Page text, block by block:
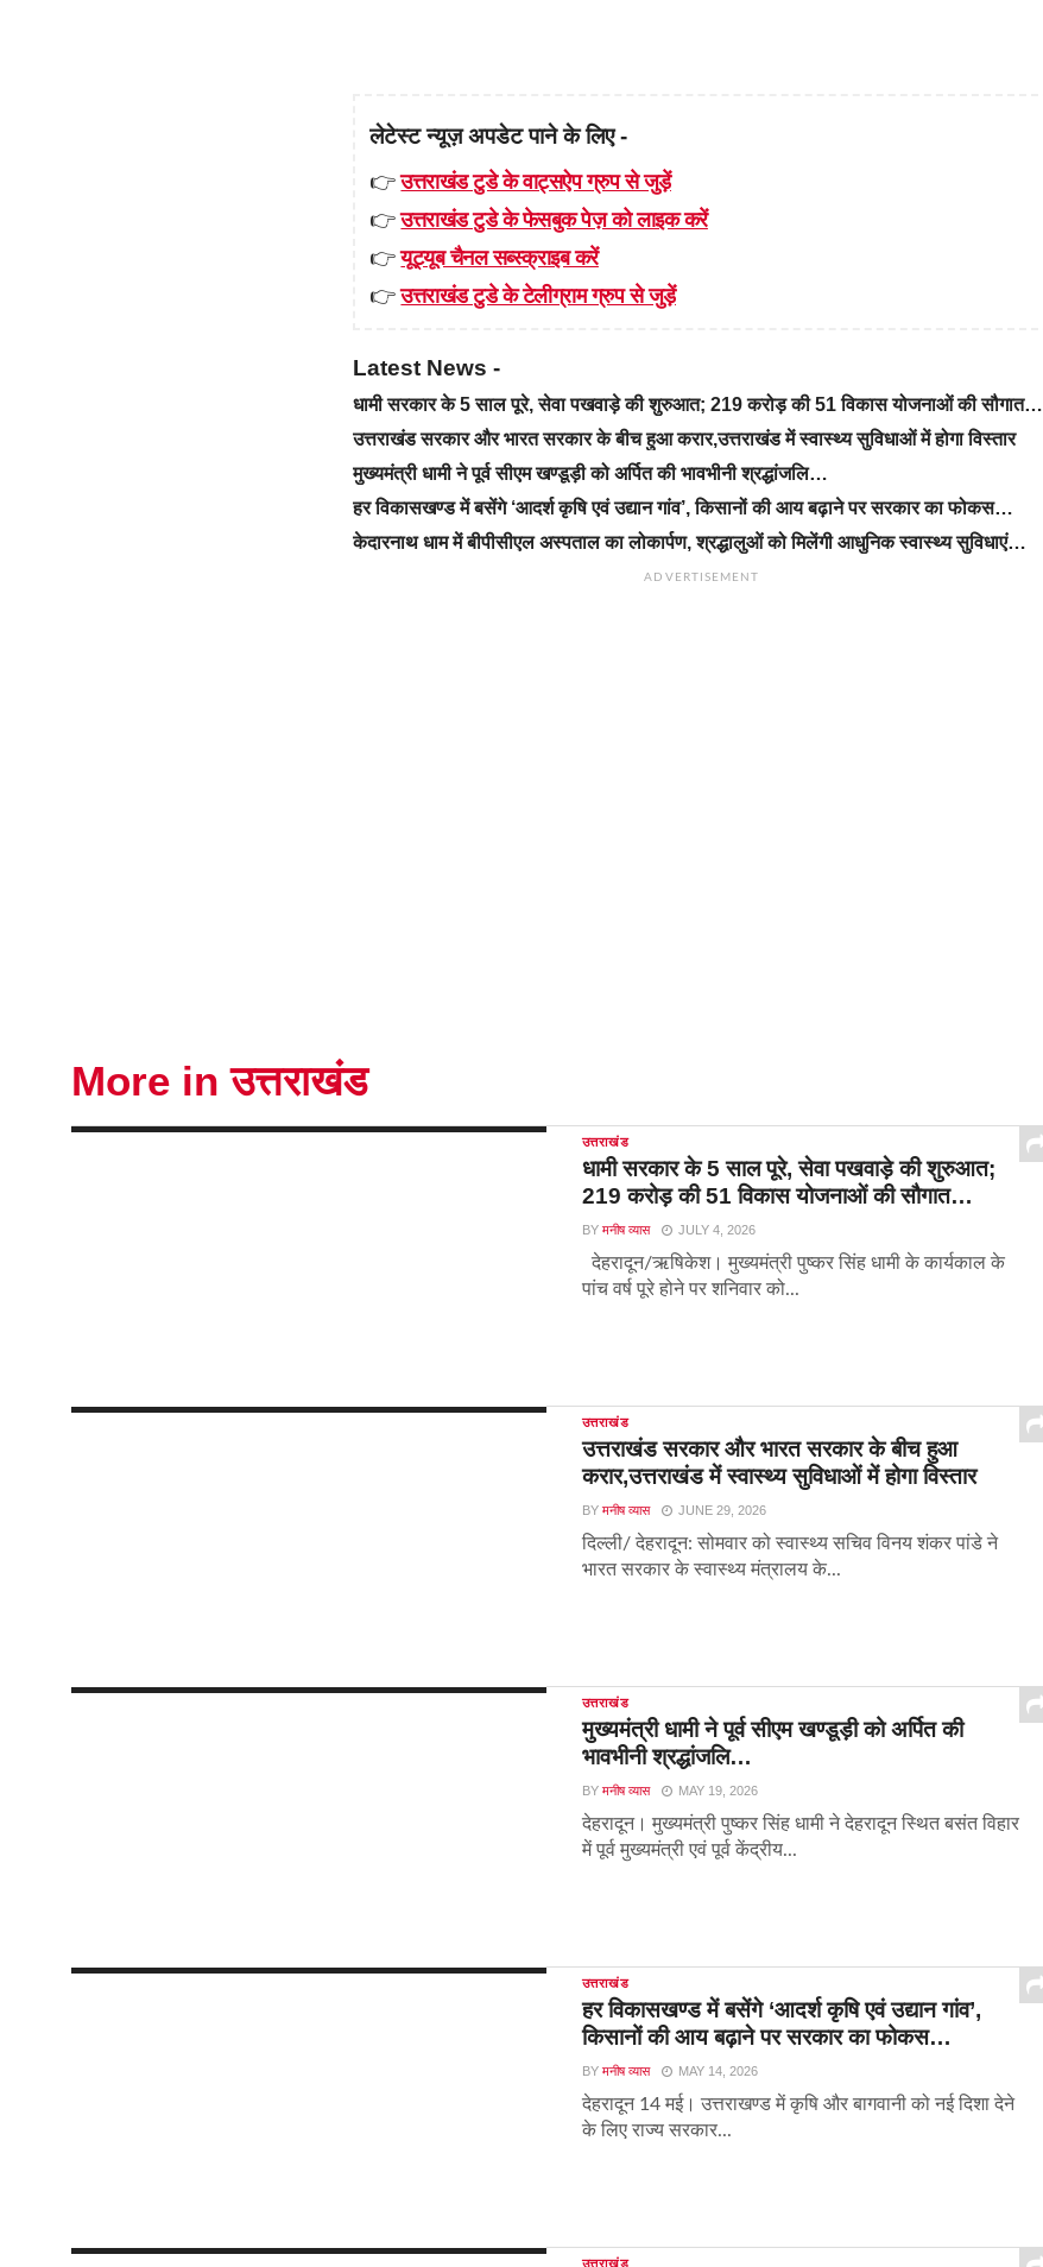
लेटेस्ट न्यूज़ अपडेट पाने के लिए -
👉उत्तराखंड टुडे के वाट्सऐप ग्रुप से जुड़ें
👉उत्तराखंड टुडे के फेसबुक पेज़ को लाइक करें
👉यूट्यूब चैनल सब्स्क्राइब करें
👉उत्तराखंड टुडे के टेलीग्राम ग्रुप से जुड़ें
Latest News -
धामी सरकार के 5 साल पूरे, सेवा पखवाड़े की शुरुआत; 219 करोड़ की 51 विकास योजनाओं की सौगात…
उत्तराखंड सरकार और भारत सरकार के बीच हुआ करार,उत्तराखंड में स्वास्थ्य सुविधाओं में होगा विस्तार
मुख्यमंत्री धामी ने पूर्व सीएम खण्डूड़ी को अर्पित की भावभीनी श्रद्धांजलि…
हर विकासखण्ड में बसेंगे ‘आदर्श कृषि एवं उद्यान गांव’, किसानों की आय बढ़ाने पर सरकार का फोकस…
केदारनाथ धाम में बीपीसीएल अस्पताल का लोकार्पण, श्रद्धालुओं को मिलेंगी आधुनिक स्वास्थ्य सुविधाएं…
ADVERTISEMENT
More in उत्तराखंड
उत्तराखंड
धामी सरकार के 5 साल पूरे, सेवा पखवाड़े की शुरुआत;
219 करोड़ की 51 विकास योजनाओं की सौगात…
BY मनीष व्यास JULY 4, 2026
देहरादून/ऋषिकेश। मुख्यमंत्री पुष्कर सिंह धामी के कार्यकाल के
पांच वर्ष पूरे होने पर शनिवार को...
उत्तराखंड
उत्तराखंड सरकार और भारत सरकार के बीच हुआ
करार,उत्तराखंड में स्वास्थ्य सुविधाओं में होगा विस्तार
BY मनीष व्यास JUNE 29, 2026
दिल्ली/ देहरादून: सोमवार को स्वास्थ्य सचिव विनय शंकर पांडे ने
भारत सरकार के स्वास्थ्य मंत्रालय के...
उत्तराखंड
मुख्यमंत्री धामी ने पूर्व सीएम खण्डूड़ी को अर्पित की
भावभीनी श्रद्धांजलि…
BY मनीष व्यास MAY 19, 2026
देहरादून। मुख्यमंत्री पुष्कर सिंह धामी ने देहरादून स्थित बसंत विहार
में पूर्व मुख्यमंत्री एवं पूर्व केंद्रीय...
उत्तराखंड
हर विकासखण्ड में बसेंगे ‘आदर्श कृषि एवं उद्यान गांव’,
किसानों की आय बढ़ाने पर सरकार का फोकस…
BY मनीष व्यास MAY 14, 2026
देहरादून 14 मई। उत्तराखण्ड में कृषि और बागवानी को नई दिशा देने
के लिए राज्य सरकार...
उत्तराखंड